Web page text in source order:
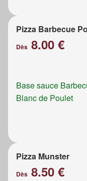
Pizza Barbecue
Dès 8.00 €
Base sauce
Blanc de Poulet
Pizza Munster
Dès 8.50 €